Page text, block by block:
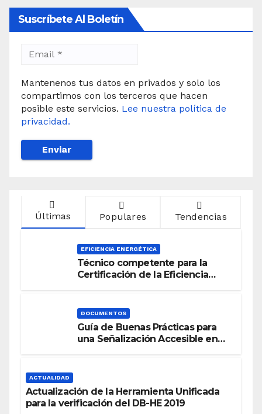
Suscríbete Al Boletín
Mantenenos tus datos en privados y solo los
compartimos con los terceros que hacen
posible este servicios. Lee nuestra política de
privacidad.
Últimas Populares Tendencias
EFICIENCIA ENERGÉTICA
Técnico competente para la
Certificación de la Eficiencia
DOCUMENTOS
Guía de Buenas Prácticas para
una Señalización Accesible en
ACTUALIDAD
Actualización de la Herramienta Unificada
para la verificación del DB-HE 2019